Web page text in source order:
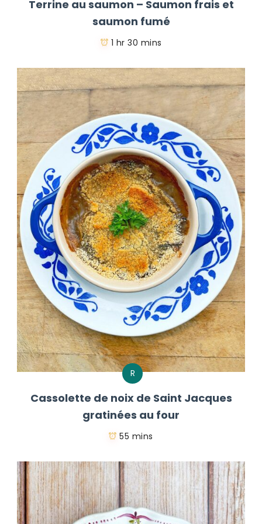
Terrine au saumon – Saumon frais et
saumon fumé
1 hr 30 mins
R
Cassolette de noix de Saint Jacques
gratinées au four
55 mins